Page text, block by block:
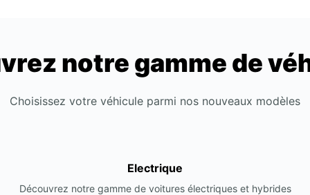
notre gamme de
Choisissez votre véhicule parmi nos nouveaux modèles
Electrique
Découvrez notre gamme de voitures électriques et hybrides